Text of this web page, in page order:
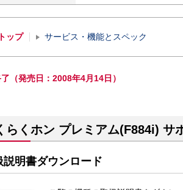
トップ サービス・機能とスペック
（発売日：2008年4月14日）
らくホン プレミアム(F884i) サ
説明書ダウンロード